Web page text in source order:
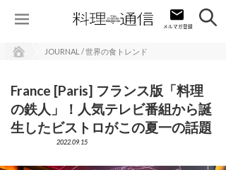
JOURNAL / 世界の食トレンド
France [Paris] フランス版「料理
の鉄人」！人気テレビ番組から誕
生したビストロがこの夏一の話題
2022.09.15